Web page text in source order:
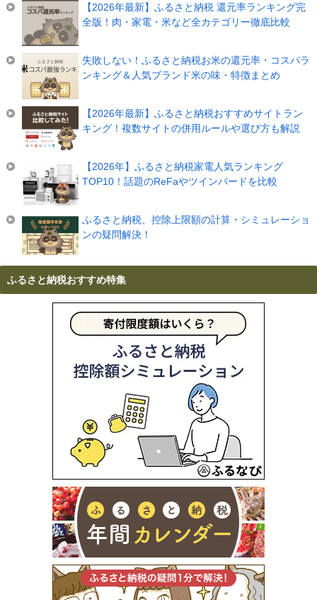
【2026年最新】ふるさと納税 還元率ランキング完
全版！肉・家電・米など全カテゴリー徹底比較
失敗しない！ふるさと納税お米の還元率・コスパラ
ンキング＆人気ブランド米の味・特徴まとめ
【2026年最新】ふるさと納税おすすめサイトラン
キング！複数サイトの併用ルールや選び方も解説
【2026年】ふるさと納税家電人気ランキング
TOP10！話題のReFaやツインバードを比較
ふるさと納税、控除上限額の計算・シミュレーショ
ンの疑問解決！
ふるさと納税おすすめ特集